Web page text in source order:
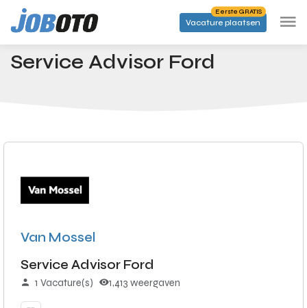
Skip to main content
Vacature plaatsen
Eerste GRATIS
Startpagina Banen Service Advisor Ford
Service Advisor Ford
Van Mossel
Service Advisor Ford
1 Vacature(s) 1,413 weergaven